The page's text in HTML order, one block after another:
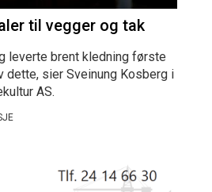
til vegger og tak
leverte brent kledning første
dette, sier Sveinung Kosberg i
AS.